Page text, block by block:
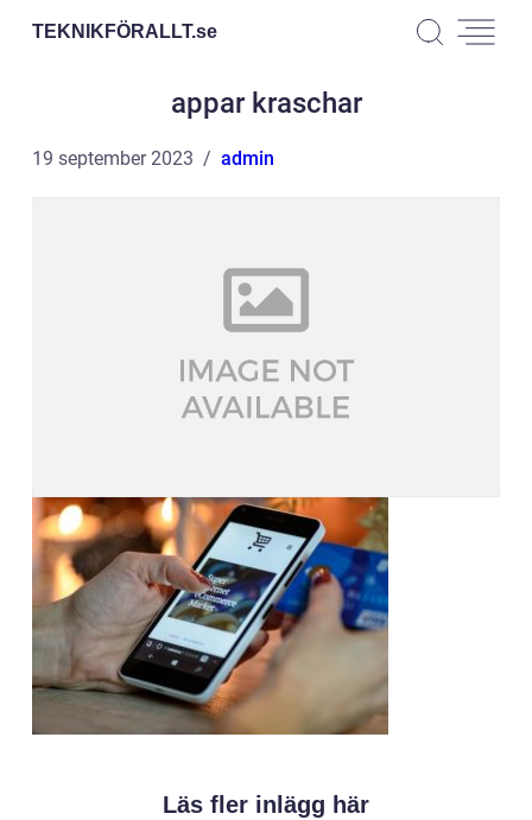
TEKNIKFÖRALLT.se
appar kraschar
19 september 2023 admin
Läs fler inlägg här